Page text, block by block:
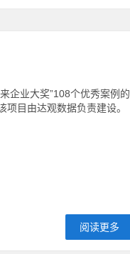
企业大奖”108个优秀案例的
目由达观数据负责建设。
阅读更多